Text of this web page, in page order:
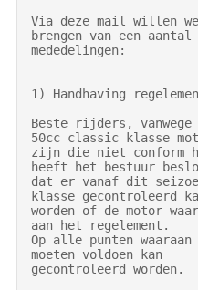
Via deze mail willen
brengen van een aantal
mededelingen:
1) Handhaving
Beste rijders,
50cc classic klasse
zijn die niet conform
heeft het bestuur
dat er vanaf dit
klasse gecontroleerd
worden of de motor
aan het regelement.
Op alle punten
moeten voldoen kan
gecontroleerd worden.